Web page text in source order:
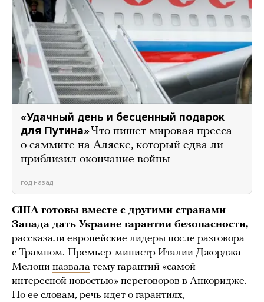
«Удачный день и бесценный подарок
для Путина»Что пишет мировая пресса
о саммите на Аляске, который едва ли
приблизил окончание войны
год назад
США готовы вместе с другими странами
Запада дать Украине гарантии безопасности,
рассказали европейские лидеры после разговора
с Трампом. Премьер-министр Италии Джорджа
Мелони назвала тему гарантий «самой
интересной новостью» переговоров в Анкоридже.
По ее словам, речь идет о гарантиях,